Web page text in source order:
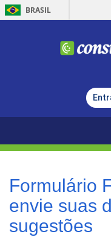
BRASIL
Formulário
envie suas
sugestões